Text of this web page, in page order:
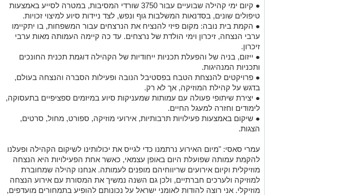
● קיום ימי קהילה שבועיים עבור 3750 שורדי המסיבות, במטרה לסייע באמצעות
טיפולים שונים, בסדנאות המשלבות גוף ונפש, לצד ניידות סיוע למיצוי זכויות.
● הקמת בית נובה: מקום פיזי להנציח את הנרצחים עבור המשפחות, בו יתקיימו
ערבי הנצחה, זיכרון וימי הולדת של נרצחים. עד כה קיימה העמותה מאות ערבי
זיכרון.
● ייזום, בניה של והפעלת תכניות ייחודיות של הקהילה דוגמת תכנית החונכים
ותכניות המנהיגות.
● פרויקטים להנצחת הטבח בפסטיבל הנובה ופעילות הסברה והנצחה בעולם,
בדגש על קהילת המוזיקה, אך לא רק.
● יצירת שיתופי פעולה עם עמותות שמעניקות סיוע במיזמים ספציפיים בתעסוקה,
לימודים וחזרה למעגל החיים.
● שיקום באמצעות פעילויות תרבותיות, אירועי מוזיקה, ספורט, מחול, סרטים,
הצגות.
עמרי סאסי: "מיום האירוע נרתמנו כדי לגייס את יכולותינו לשיקום הקהילה ופעלנו
להקמת עמותה שפועלת היום באופן עצמאי, כאשר אחת הפעילויות היא הנצחה
מוזיקלית וקיום אירועים שריווחיהם מופנים לעמותה. אנחנו קהילה שמחוברת
למוזיקה ולערכים חברתיים, ולכן גם השנה נמשיך את המסורת עם אירוע הנצחה
מוזיקלי. אני רוצה להודות לאומני ישראל על נכונותם להופיע בתמחורים מועדפים,